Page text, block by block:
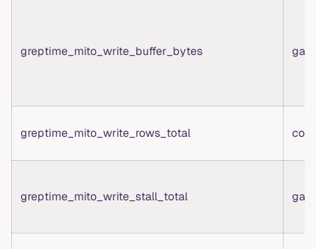
greptime_mito_write_buffer_bytes
greptime_mito_write_rows_total
greptime_mito_write_stall_total